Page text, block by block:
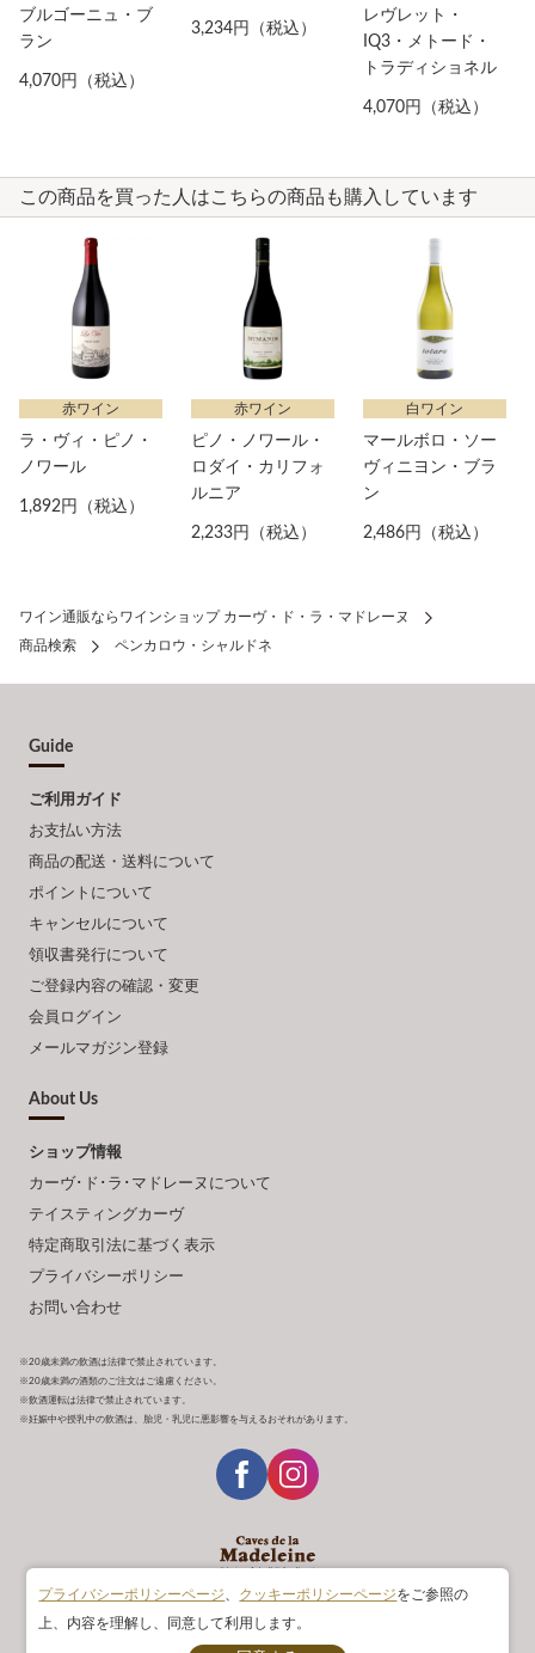
ブルゴーニュ・ブ
ラン
4,070円（税込）
3,234円（税込）
レヴレット・
IQ3・メトード・
トラディショネル
4,070円（税込）
この商品を買った人はこちらの商品も購入しています
赤ワイン
ラ・ヴィ・ピノ・
ノワール
1,892円（税込）
赤ワイン
ピノ・ノワール・
ロダイ・カリフォ
ルニア
2,233円（税込）
白ワイン
マールボロ・ソー
ヴィニヨン・ブラ
ン
2,486円（税込）
ワイン通販ならワインショップ カーヴ・ド・ラ・マドレーヌ
商品検索
ペンカロウ・シャルドネ
Guide
ご利用ガイド
お支払い方法
商品の配送・送料について
ポイントについて
キャンセルについて
領収書発行について
ご登録内容の確認・変更
会員ログイン
メールマガジン登録
About Us
ショップ情報
カーヴ･ド･ラ･マドレーヌについて
テイスティングカーヴ
特定商取引法に基づく表示
プライバシーポリシー
お問い合わせ
※20歳未満の飲酒は法律で禁止されています。
※20歳未満の酒類のご注文はご遠慮ください。
※飲酒運転は法律で禁止されています。
※妊娠中や授乳中の飲酒は、胎児・乳児に悪影響を与えるおそれがあります。
プライバシーポリシーページ クッキーポリシーページをご参照の
上、内容を理解し、同意して利用します。